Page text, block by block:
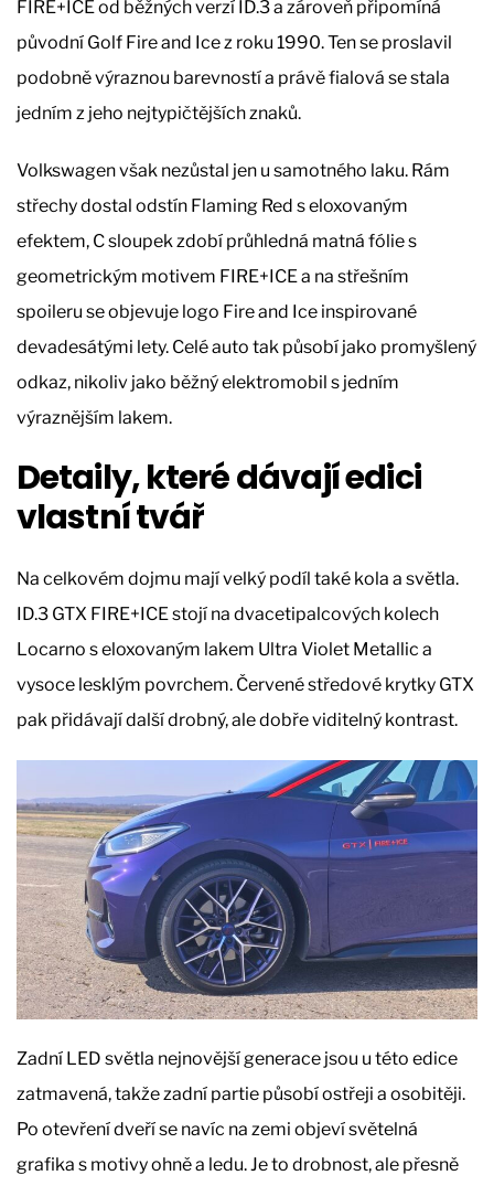
FIRE+ICE od běžných verzí ID.3 a zároveň připomíná
původní Golf Fire and Ice z roku 1990. Ten se proslavil
podobně výraznou barevností a právě fialová se stala
jedním z jeho nejtypičtějších znaků.
Volkswagen však nezůstal jen u samotného laku. Rám
střechy dostal odstín Flaming Red s eloxovaným
efektem, C sloupek zdobí průhledná matná fólie s
geometrickým motivem FIRE+ICE a na střešním
spoileru se objevuje logo Fire and Ice inspirované
devadesátými lety. Celé auto tak působí jako promyšlený
odkaz, nikoliv jako běžný elektromobil s jedním
výraznějším lakem.
Detaily, které dávají edici
vlastní tvář
Na celkovém dojmu mají velký podíl také kola a světla.
ID.3 GTX FIRE+ICE stojí na dvacetipalcových kolech
Locarno s eloxovaným lakem Ultra Violet Metallic a
vysoce lesklým povrchem. Červené středové krytky GTX
pak přidávají další drobný, ale dobře viditelný kontrast.
Zadní LED světla nejnovější generace jsou u této edice
zatmavená, takže zadní partie působí ostřeji a osobitěji.
Po otevření dveří se navíc na zemi objeví světelná
grafika s motivy ohně a ledu. Je to drobnost, ale přesně